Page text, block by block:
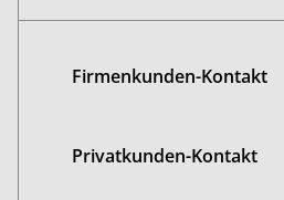
Firmenkunden-Kontakt
Privatkunden-Kontakt